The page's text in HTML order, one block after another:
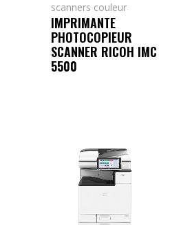
scanners couleur
IMPRIMANTE
PHOTOCOPIEUR
SCANNER RICOH IMC
5500